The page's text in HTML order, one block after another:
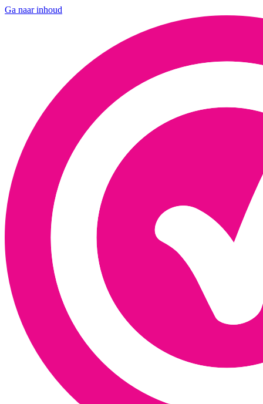
Ga naar inhoud